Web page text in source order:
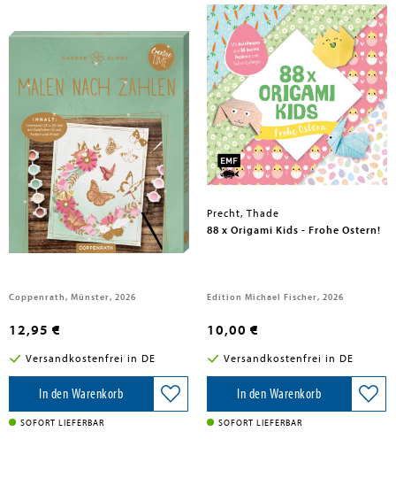
Malen nach Zahlen
Coppenrath, Münster, 2026
12,95 €
Versandkostenfrei in DE
In den Warenkorb
SOFORT LIEFERBAR
Precht, Thade
88 x Origami Kids - Frohe Ostern!
Edition Michael Fischer, 2026
10,00 €
Versandkostenfrei in DE
In den Warenkorb
SOFORT LIEFERBAR